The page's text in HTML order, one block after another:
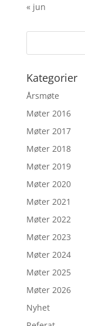
« jun
Kategorier
Årsmøte
Møter 2016
Møter 2017
Møter 2018
Møter 2019
Møter 2020
Møter 2021
Møter 2022
Møter 2023
Møter 2024
Møter 2025
Møter 2026
Nyhet